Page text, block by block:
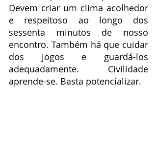
Devem criar um clima acolhedor
e respeitoso ao longo dos
sessenta minutos de nosso
encontro. Também há que cuidar
dos jogos e guardá-los
adequadamente. Civilidade
aprende-se. Basta potencializar.